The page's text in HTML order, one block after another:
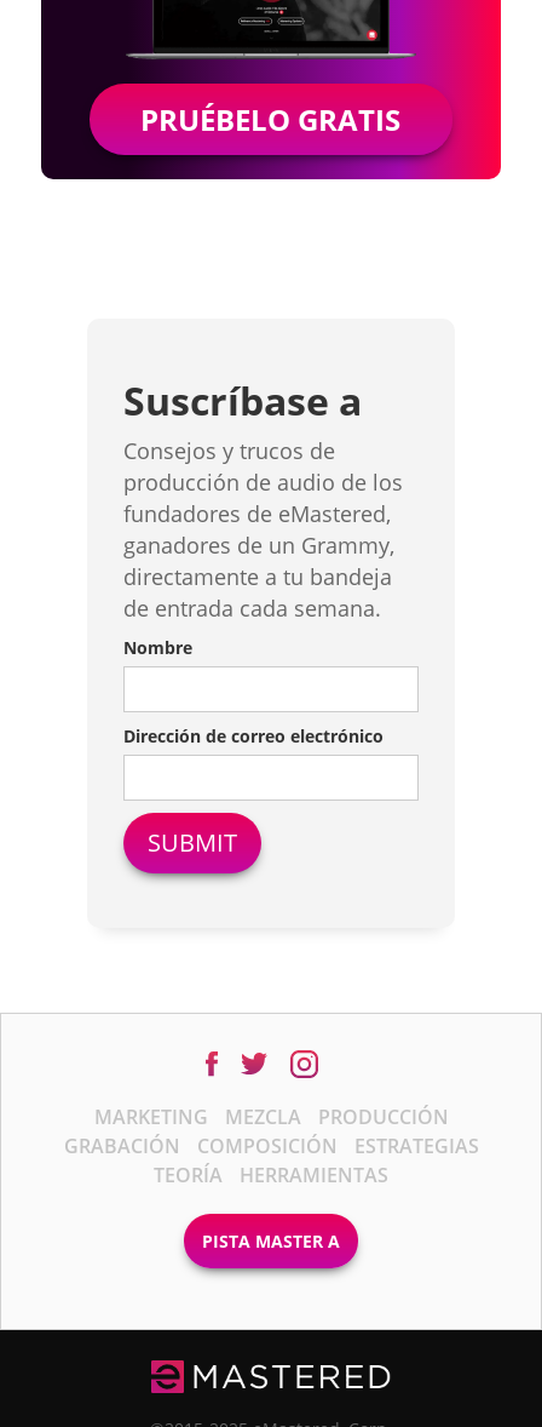
PRUÉBELO GRATIS
Suscríbase a
Consejos y trucos de
producción de audio de los
fundadores de eMastered,
ganadores de un Grammy,
directamente a tu bandeja
de entrada cada semana.
Nombre
Dirección de correo electrónico
MARKETING MEZCLA
PRODUCCIÓN
GRABACIÓN
COMPOSICIÓN
ESTRATEGIAS
TEORÍA
HERRAMIENTAS
PISTA MASTER A